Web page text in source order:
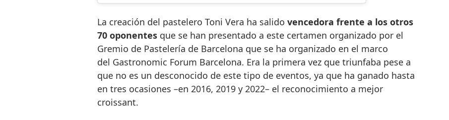
La creación del pastelero Toni Vera ha salido vencedora frente a los otros
70 oponentesque se han presentado a este certamen organizado por el
Gremio de Pastelería de Barcelona que se ha organizado en el marco
del Gastronomic Forum Barcelona. Era la primera vez que triunfaba pese a
que no es un desconocido de este tipo de eventos, ya que ha ganado hasta
en tres ocasiones –en 2016, 2019 y 2022– el reconocimiento a mejor
croissant.